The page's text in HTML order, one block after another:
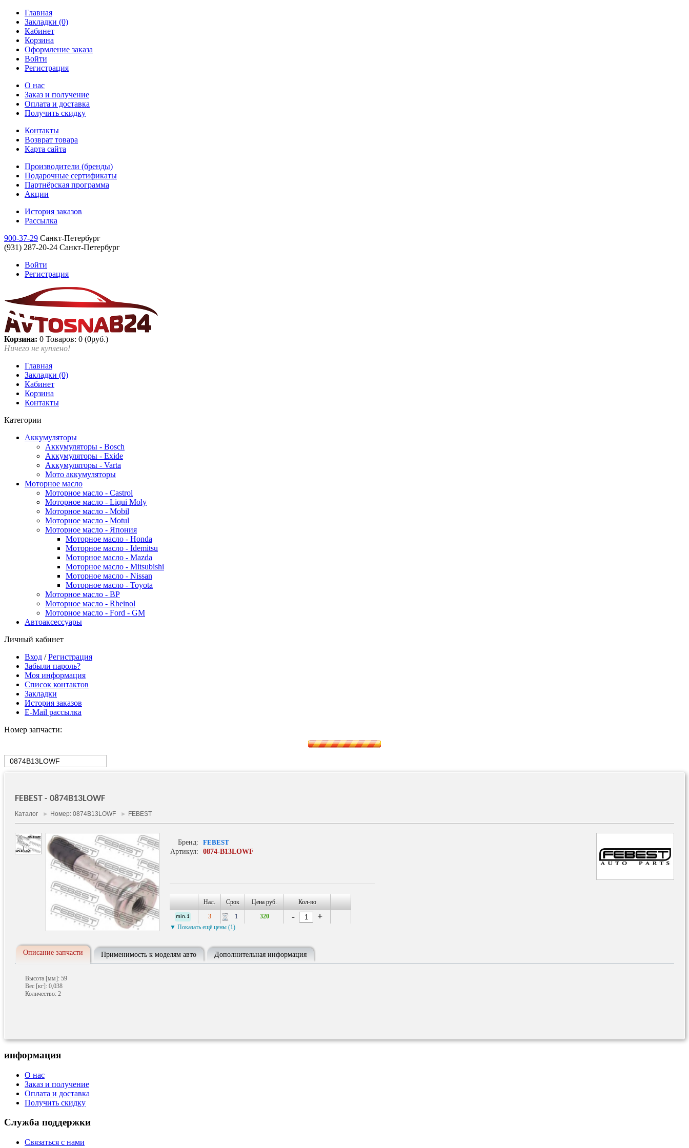
Главная
Закладки (0)
Кабинет
Корзина
Оформление заказа
Войти
Регистрация
О нас
Заказ и получение
Оплата и доставка
Получить скидку
Контакты
Возврат товара
Карта сайта
Производители (бренды)
Подарочные сертификаты
Партнёрская программа
Акции
История заказов
Рассылка
900-37-29 Санкт-Петербург
(931) 287-20-24 Санкт-Петербург
Войти
Регистрация
Корзина: 0 Товаров: 0 (0руб.)
Ничего не куплено!
Главная
Закладки (0)
Кабинет
Корзина
Контакты
Категории
Аккумуляторы
Аккумуляторы - Bosch
Аккумуляторы - Exide
Аккумуляторы - Varta
Мото аккумуляторы
Моторное масло
Моторное масло - Castrol
Моторное масло - Liqui Moly
Моторное масло - Mobil
Моторное масло - Motul
Моторное масло - Япония
Моторное масло - Honda
Моторное масло - Idemitsu
Моторное масло - Mazda
Моторное масло - Mitsubishi
Моторное масло - Nissan
Моторное масло - Toyota
Моторное масло - BP
Моторное масло - Rheinol
Моторное масло - Ford - GM
Автоаксессуары
Личный кабинет
Вход /Регистрация
Забыли пароль?
Моя информация
Список контактов
Закладки
История заказов
E-Mail рассылка
Номер запчасти:
FEBEST - 0874B13LOWF
Каталог ► Номер: 0874B13LOWF ► FEBEST
Бренд:
FEBEST
Артикул:
0874-B13LOWF
Нал. Срок Цена руб. Кол-во
min.1 3 1 320 - +
▼ Показать ещё цены (1)
Описание запчасти Применимость к моделям авто Дополнительная информация
Высота [мм]: 59
Вес [кг]: 0,038
Количество: 2
информация
О нас
Заказ и получение
Оплата и доставка
Получить скидку
Служба поддержки
Связаться с нами